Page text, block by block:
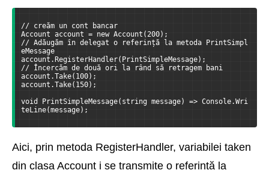
// creăm un cont bancar
Account account = new Account(200);
// Adăugăm în delegat o referință la metoda PrintSimpl
eMessage
account.RegisterHandler(PrintSimpleMessage);
// Încercăm de două ori la rând să retragem bani
account.Take(100);
account.Take(150);
void PrintSimpleMessage(string message) => Console.Wri
teLine(message);
Aici, prin metoda RegisterHandler, variabilei taken
din clasa Account i se transmite o referință la